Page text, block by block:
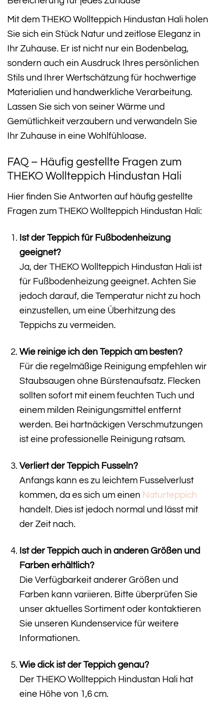
Mit dem THEKO Wollteppich Hindustan Hali holen
Sie sich ein Stück Natur und zeitlose Eleganz in
Ihr Zuhause. Er ist nicht nur ein Bodenbelag,
sondern auch ein Ausdruck Ihres persönlichen
Stils und Ihrer Wertschätzung für hochwertige
Materialien und handwerkliche Verarbeitung.
Lassen Sie sich von seiner Wärme und
Gemütlichkeit verzaubern und verwandeln Sie
Ihr Zuhause in eine Wohlfühloase.
FAQ – Häufig gestellte Fragen zum
THEKO Wollteppich Hindustan Hali
Hier finden Sie Antworten auf häufig gestellte
Fragen zum THEKO Wollteppich Hindustan Hali:
Ist der Teppich für Fußbodenheizung
geeignet?
Ja, der THEKO Wollteppich Hindustan Hali ist
für Fußbodenheizung geeignet. Achten Sie
jedoch darauf, die Temperatur nicht zu hoch
einzustellen, um eine Überhitzung des
Teppichs zu vermeiden.
Wie reinige ich den Teppich am besten?
Für die regelmäßige Reinigung empfehlen wir
Staubsaugen ohne Bürstenaufsatz. Flecken
sollten sofort mit einem feuchten Tuch und
einem milden Reinigungsmittel entfernt
werden. Bei hartnäckigen Verschmutzungen
ist eine professionelle Reinigung ratsam.
Verliert der Teppich Fusseln?
Anfangs kann es zu leichtem Fusselverlust
kommen, da es sich um einen Naturteppich
handelt. Dies ist jedoch normal und lässt mit
der Zeit nach.
Ist der Teppich auch in anderen Größen und
Farben erhältlich?
Die Verfügbarkeit anderer Größen und
Farben kann variieren. Bitte überprüfen Sie
unser aktuelles Sortiment oder kontaktieren
Sie unseren Kundenservice für weitere
Informationen.
Wie dick ist der Teppich genau?
Der THEKO Wollteppich Hindustan Hali hat
eine Höhe von 1,6 cm.